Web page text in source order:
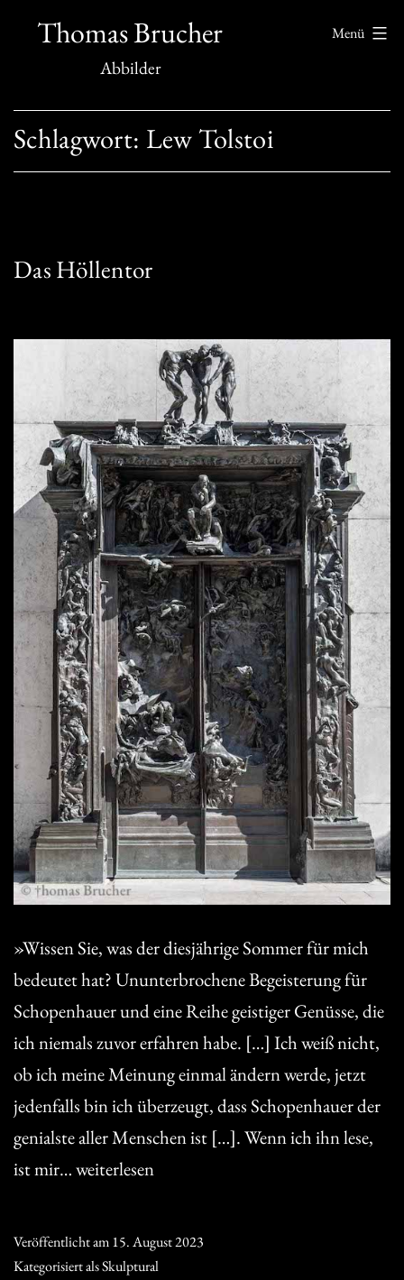
InhaltThomas Brucher
Abbilder
Menü
Schlagwort: Lew Tolstoi
Das Höllentor
»Wissen Sie, was der diesjährige Sommer für mich
bedeutet hat? Ununterbrochene Begeisterung für
Schopenhauer und eine Reihe geistiger Genüsse, die
ich niemals zuvor erfahren habe. […] Ich weiß nicht,
ob ich meine Meinung einmal ändern werde, jetzt
jedenfalls bin ich überzeugt, dass Schopenhauer der
genialste aller Menschen ist […]. Wenn ich ihn lese,
ist mir…Das
weiterlesen
Veröffentlicht am15. August 2023
Kategorisiert alsSkulptural